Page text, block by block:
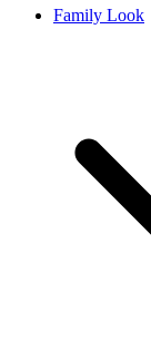
Family Look